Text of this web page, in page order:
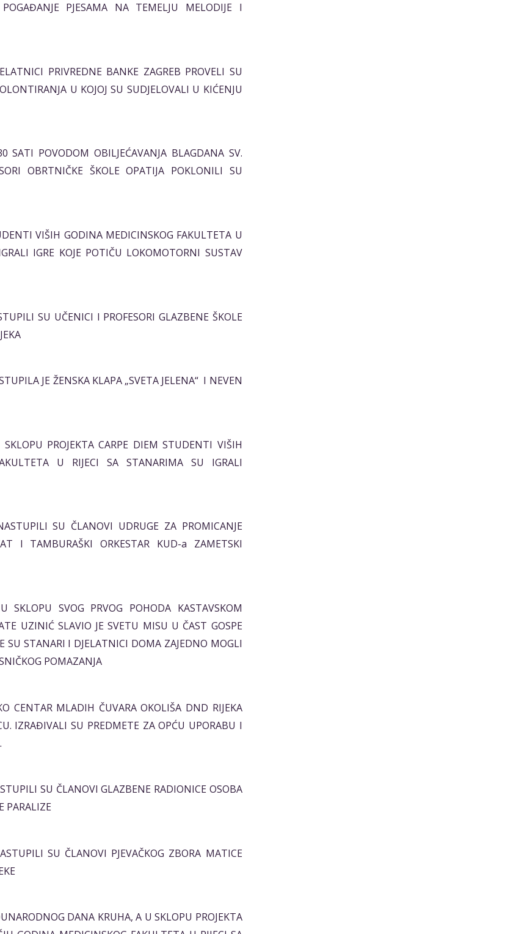
PJESAMA NA TEMELJU MELODIJE I
PRIVREDNE BANKE ZAGREB PROVELI SU
U KOJOJ SU SUDJELOVALI U KIĆENJU
SATI POVODOM OBILJEĆAVANJA BLAGDANA SV.
OBRTNIČKE ŠKOLE OPATIJA POKLONILI SU
VIŠIH GODINA MEDICINSKOG FAKULTETA U
IGRE KOJE POTIČU LOKOMOTORNI SUSTAV
SU UČENICI I PROFESORI GLAZBENE ŠKOLE
JE ŽENSKA KLAPA „SVETA JELENA“ I NEVEN
PROJEKTA CARPE DIEM STUDENTI VIŠIH
U RIJECI SA STANARIMA SU IGRALI
SU ČLANOVI UDRUGE ZA PROMICANJE
I TAMBURAŠKI ORKESTAR KUD-a ZAMETSKI
SVOG PRVOG POHODA KASTAVSKOM
UZINIĆ SLAVIO JE SVETU MISU U ČAST GOSPE
SU STANARI I DJELATNICI DOMA ZAJEDNO MOGLI
POMAZANJA
CENTAR MLADIH ČUVARA OKOLIŠA DND RIJEKA
IZRAĐIVALI SU PREDMETE ZA OPĆU UPORABU I
SU ČLANOVI GLAZBENE RADIONICE OSOBA
PARALIZE
SU ČLANOVI PJEVAČKOG ZBORA MATICE
DANA KRUHA, A U SKLOPU PROJEKTA